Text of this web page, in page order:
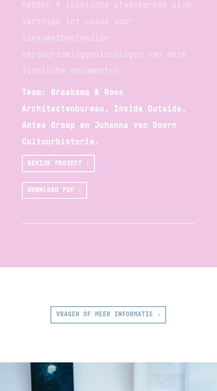
hebben 9 iconische stadskerken zich
verenigd tot casus voor
toekomstbestendige
verduurzamingsoplossingen van deze
iconische monumenten.
Team: Braaksma & Roos
Architectenbureau, Inside Outside,
Antea Group en Johanna van Doorn
Cultuurhistorie.
BEKIJK PROJECT
DOWNLOAD PDF
VRAGEN OF MEER INFORMATIE